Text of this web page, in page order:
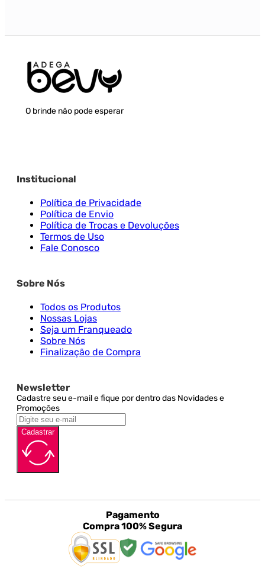
O brinde não pode esperar
Institucional
Política de Privacidade
Política de Envio
Política de Trocas e Devoluções
Termos de Uso
Fale Conosco
Sobre Nós
Todos os Produtos
Nossas Lojas
Seja um Franqueado
Sobre Nós
Finalização de Compra
Newsletter
Cadastre seu e-mail e fique por dentro das Novidades e
Promoções
Cadastrar
Pagamento
Compra 100% Segura